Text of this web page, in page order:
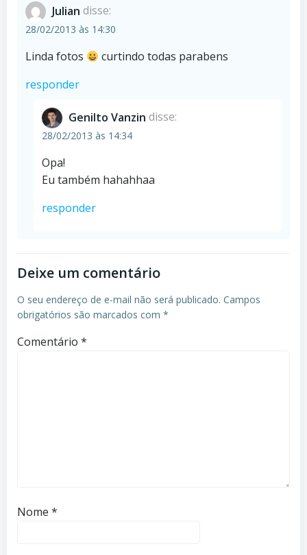
Julian disse:
28/02/2013 às 14:30
Linda fotos
curtindo todas parabens
responder
Genilto Vanzin disse:
28/02/2013 às 14:34
Opa!
Eu também hahahhaa
responder
Deixe um comentário
O seu endereço de e-mail não será publicado. Campos
obrigatórios são marcados com *
Comentário *
Nome *